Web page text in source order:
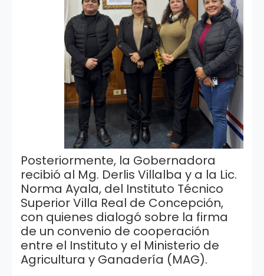
Posteriormente, la Gobernadora
recibió al Mg. Derlis Villalba y a la Lic.
Norma Ayala, del Instituto Técnico
Superior Villa Real de Concepción,
con quienes dialogó sobre la firma
de un convenio de cooperación
entre el Instituto y el Ministerio de
Agricultura y Ganadería (MAG).